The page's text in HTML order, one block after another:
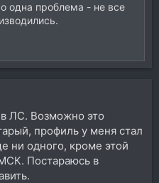
одна проблема - не все
ЛС. Возможно это
профиль у меня стал
ни одного, кроме этой
Постараюсь в